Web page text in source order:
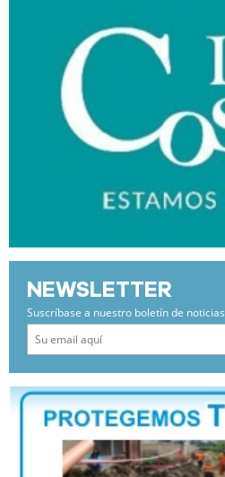
NEWSLETTER
Suscríbase a nuestro boletín de noticias